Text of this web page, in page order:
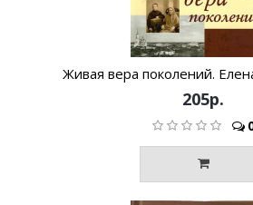
Живая вера поколений.
205р.